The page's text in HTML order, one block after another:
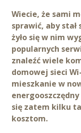
Wiecie, że sami
sprawić, aby stał
żyło się w nim
popularnych
znaleźć wiele
domowej sieci
mieszkanie w
się zatem kilku
kosztom.